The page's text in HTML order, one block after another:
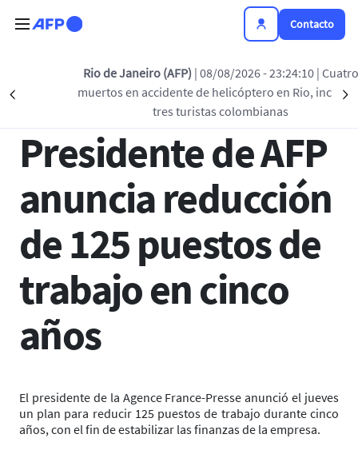
Contacto
Rio de Janeiro (AFP)| 08/08/2026 - 23:24:10| Cuatro
muertos en accidente de helicóptero en Rio, incluidas
tres turistas colombianas
Regreso a la lista
Presidente de AFP
anuncia reducción
de 125 puestos de
trabajo en cinco
años
El presidente de la Agence France-Presse anunció el jueves
un plan para reducir 125 puestos de trabajo durante cinco
años, con el fin de estabilizar las finanzas de la empresa.